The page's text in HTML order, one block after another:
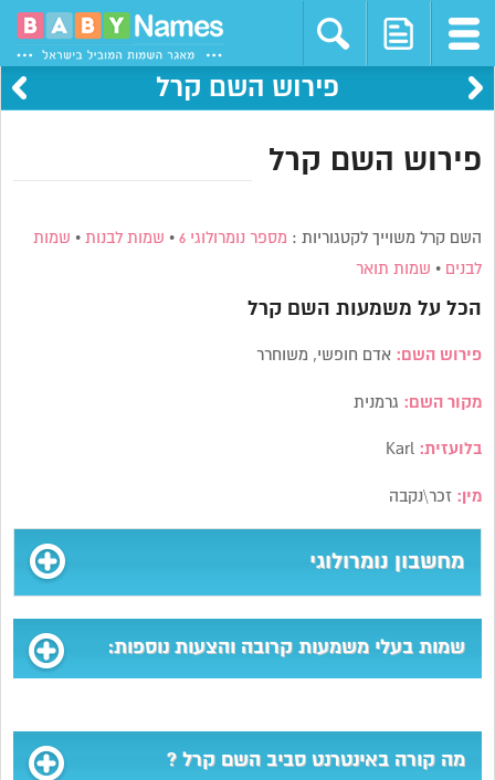
פירוש השם קרל
פירוש השם קרל
השם קרל משוייך לקטגוריות : מספר נומרולוגי 6 • שמות לבנות • שמות
לבנים • שמות תואר
הכל על משמעות השםקרל
פירוש השם: אדם חופשי, משוחרר
מקור השם: גרמנית
בלועזית:
מין: זכר\נקבה
מחשבון נומרולוגי
שמות בעלי משמעות קרובה והצעות נוספות:
מה קורה באינטרנט סביב השם קרל ?